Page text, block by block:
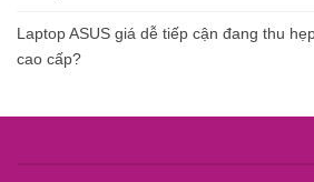
Laptop ASUS giá dễ tiếp cận đang thu
cao cấp?